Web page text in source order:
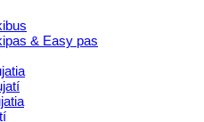
& Easy pas